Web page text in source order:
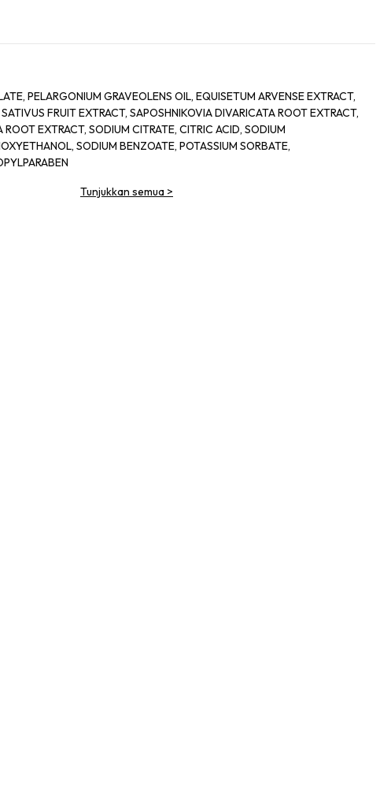
PELARGONIUM GRAVEOLENS OIL, EQUISETUM ARVENSE EXTRACT,
FRUIT EXTRACT, SAPOSHNIKOVIA DIVARICATA ROOT EXTRACT,
EXTRACT, SODIUM CITRATE, CITRIC ACID, SODIUM
SODIUM BENZOATE, POTASSIUM SORBATE,
Tunjukkan semua >